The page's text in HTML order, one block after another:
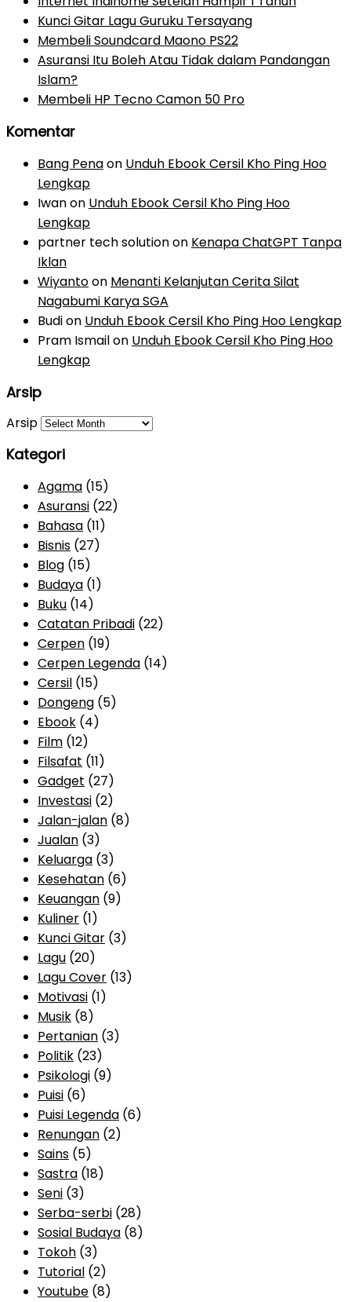
Kunci Gitar Lagu Guruku Tersayang
Membeli Soundcard Maono PS22
Asuransi Itu Boleh Atau Tidak dalam Pandangan
Islam?
Membeli HP Tecno Camon 50 Pro
Komentar
Bang Penaon Unduh Ebook Cersil Kho Ping Hoo
Lengkap
Iwanon Unduh Ebook Cersil Kho Ping Hoo
Lengkap
partner tech solutionon Kenapa ChatGPT Tanpa
Iklan
Wiyantoon Menanti Kelanjutan Cerita Silat
Nagabumi Karya SGA
Budion Unduh Ebook Cersil Kho Ping Hoo Lengkap
Pram Ismailon Unduh Ebook Cersil Kho Ping Hoo
Lengkap
Arsip
Arsip
Kategori
Agama (15)
Asuransi (22)
Bahasa (11)
Bisnis (27)
Blog (15)
Budaya (1)
Buku (14)
Catatan Pribadi (22)
Cerpen (19)
Cerpen Legenda (14)
Cersil (15)
Dongeng (5)
Ebook (4)
Film (12)
Filsafat (11)
Gadget (27)
Investasi (2)
Jalan-jalan (8)
Jualan (3)
Keluarga (3)
Kesehatan (6)
Keuangan (9)
Kuliner (1)
Kunci Gitar (3)
Lagu (20)
Lagu Cover (13)
Motivasi (1)
Musik (8)
Pertanian (3)
Politik (23)
Psikologi (9)
Puisi (6)
Puisi Legenda (6)
Renungan (2)
Sains (5)
Sastra (18)
Seni (3)
Serba-serbi (28)
Sosial Budaya (8)
Tokoh (3)
Tutorial (2)
Youtube (8)